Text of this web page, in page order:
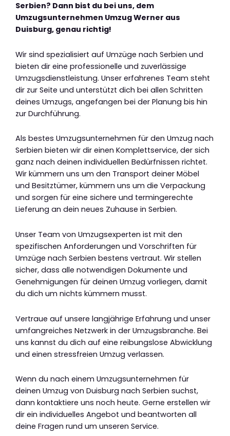
Serbien? Dann bist du bei uns, dem
Umzugsunternehmen Umzug Werner aus
Duisburg, genau richtig!
Wir sind spezialisiert auf Umzüge nach Serbien und
bieten dir eine professionelle und zuverlässige
Umzugsdienstleistung. Unser erfahrenes Team steht
dir zur Seite und unterstützt dich bei allen Schritten
deines Umzugs, angefangen bei der Planung bis hin
zur Durchführung.
Als bestes Umzugsunternehmen für den Umzug nach
Serbien bieten wir dir einen Komplettservice, der sich
ganz nach deinen individuellen Bedürfnissen richtet.
Wir kümmern uns um den Transport deiner Möbel
und Besitztümer, kümmern uns um die Verpackung
und sorgen für eine sichere und termingerechte
Lieferung an dein neues Zuhause in Serbien.
Unser Team von Umzugsexperten ist mit den
spezifischen Anforderungen und Vorschriften für
Umzüge nach Serbien bestens vertraut. Wir stellen
sicher, dass alle notwendigen Dokumente und
Genehmigungen für deinen Umzug vorliegen, damit
du dich um nichts kümmern musst.
Vertraue auf unsere langjährige Erfahrung und unser
umfangreiches Netzwerk in der Umzugsbranche. Bei
uns kannst du dich auf eine reibungslose Abwicklung
und einen stressfreien Umzug verlassen.
Wenn du nach einem Umzugsunternehmen für
deinen Umzug von Duisburg nach Serbien suchst,
dann kontaktiere uns noch heute. Gerne erstellen wir
dir ein individuelles Angebot und beantworten all
deine Fragen rund um unseren Service.